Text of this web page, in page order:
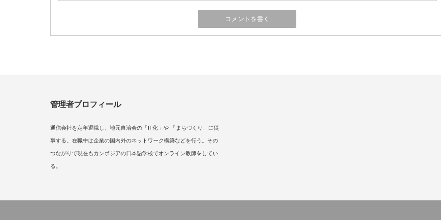
管理者プロフィール
通信会社を定年退職し、地元自治会の「IT化」や 「まちづくり」に従
事する。在職中は企業の国内外のネットワーク構築などを行う。その
つながりで現在もカンボジアの日本語学校でオンライン教師をしてい
る。